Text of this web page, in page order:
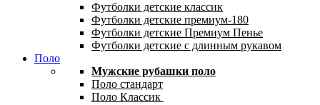
Футболки детские классик
Футболки детские премиум-180
Футболки детские Премиум Пенье
Футболки детские с длинным рукавом
Поло
Мужские рубашки поло
Поло стандарт
Поло Классик